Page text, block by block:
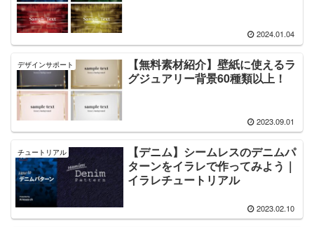
2024.01.04
デザインサポート
【無料素材紹介】壁紙に使えるラ
グジュアリー背景60種類以上！
2023.09.01
チュートリアル
【デニム】シームレスのデニムパ
ターンをイラレで作ってみよう｜
イラレチュートリアル
2023.02.10